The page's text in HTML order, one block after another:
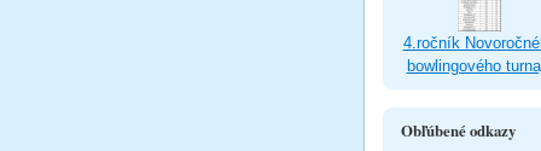
4.ročník
bowlingového
Obľúbené odkazy